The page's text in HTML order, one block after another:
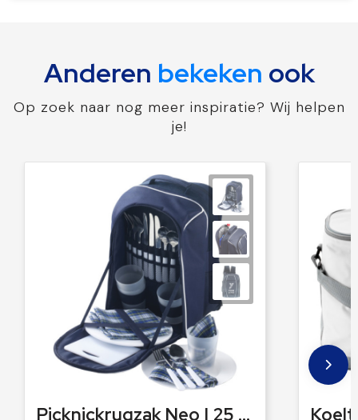
Anderen bekeken ook
Op zoek naar nog meer inspiratie? Wij helpen
je!
Picknickrugzak Neo | 25 stuks